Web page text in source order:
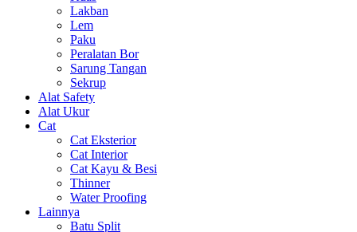
Lakban
Lem
Paku
Peralatan Bor
Sarung Tangan
Sekrup
Alat Safety
Alat Ukur
Cat
Cat Eksterior
Cat Interior
Cat Kayu & Besi
Thinner
Water Proofing
Lainnya
Batu Split